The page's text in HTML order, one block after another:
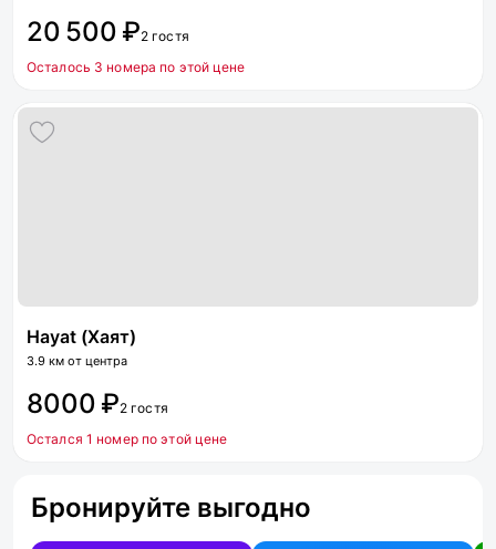
20 500 ₽2 гостя
Осталось 3 номера по этой цене
Hayat (Хаят)
3.9 км от центра
8000 ₽2 гостя
Остался 1 номер по этой цене
Бронируйте выгодно